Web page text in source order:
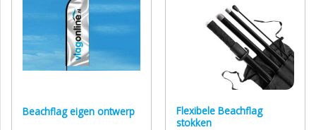
Beachflag eigen ontwerp
Flexibele Beachflag
stokken